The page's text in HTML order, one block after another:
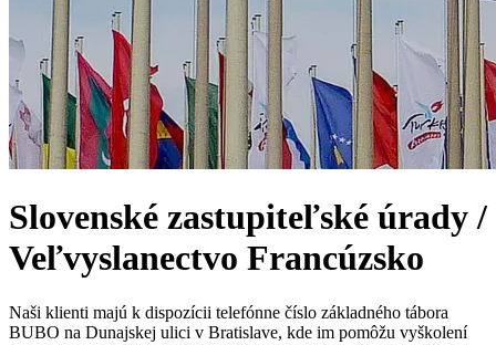
Slovenské zastupiteľské úrady /
Veľvyslanectvo Francúzsko
Naši klienti majú k dispozícii telefónne číslo základného tábora
BUBO na Dunajskej ulici v Bratislave, kde im pomôžu vyškolení